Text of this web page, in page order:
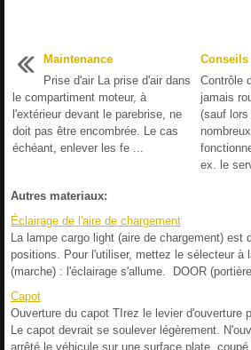
Maintenance
Prise d'air La prise d'air dans
le compartiment moteur, à
l'extérieur devant le parebrise, ne
doit pas être encombrée. Le cas
échéant, enlever les fe ...
Contrôle
jamais
(sauf lors
ex. le
Autres materiaux:
Éclairage de l'aire de chargement
La lampe cargo light (aire de chargement) est
positions. Pour l'utiliser, mettez le sélecteur à
(marche) : l'éclairage s'allume. DOOR
Capot
Ouverture du capot TIrez le levier d'ouverture
Le capot devrait se soulever légèrement.
arrêté le véhicule sur une surface plate, coupé